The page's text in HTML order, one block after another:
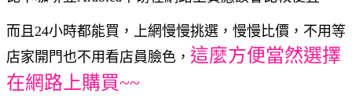
而且24小時都能買，上網慢慢挑選，慢慢比價，不用等
店家開門也不用看店員臉色， 這麼方便當然選擇
在網路上購買~~